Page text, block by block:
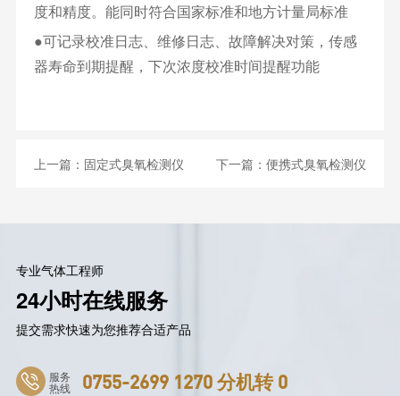
度和精度。能同时符合国家标准和地方计量局标准
●可记录校准日志、维修日志、故障解决对策，传感
器寿命到期提醒，下次浓度校准时间提醒功能
上一篇： 固定式臭氧检测仪 下一篇：便携式臭氧检测仪
专业气体工程师
24小时在线服务
提交需求快速为您推荐合适产品
服务
热线 0755-2699 1270 分机转 0